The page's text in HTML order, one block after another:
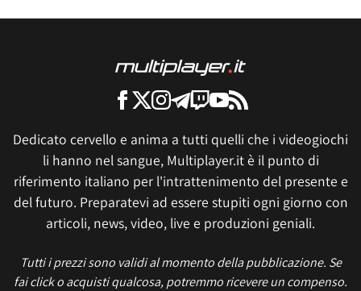
Dedicato cervello e anima a tutti quelli che i videogiochi
li hanno nel sangue, Multiplayer.it è il punto di
riferimento italiano per l'intrattenimento del presente e
del futuro. Preparatevi ad essere stupiti ogni giorno con
articoli, news, video, live e produzioni geniali.
Tutti i prezzi sono validi al momento della pubblicazione. Se
fai click o acquisti qualcosa, potremmo ricevere un compenso.